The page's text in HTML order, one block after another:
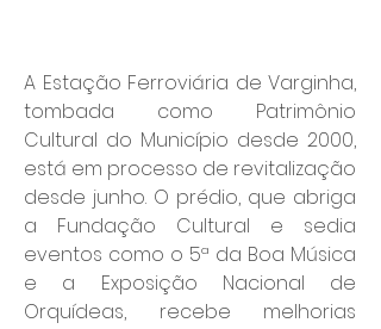
A Estação Ferroviária de Varginha,
tombada como Patrimônio
Cultural do Município desde 2000,
está em processo de revitalização
desde junho. O prédio, que abriga
a Fundação Cultural e sedia
eventos como o 5ª da Boa Música
e a Exposição Nacional de
Orquídeas, recebe melhorias